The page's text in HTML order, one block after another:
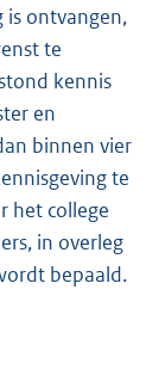
is ontvangen,
te
kennis
en
binnen vier
te
het college
in overleg
bepaald.